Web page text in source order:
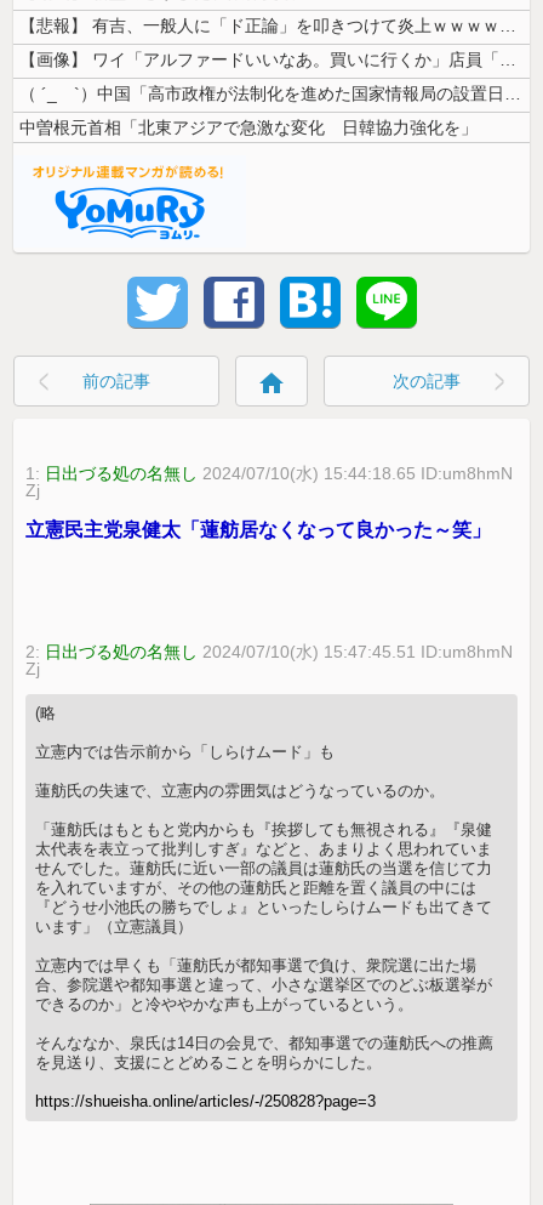
【悲報】 有吉、一般人に「ド正論」を叩きつけて炎上ｗｗｗｗｗｗｗｗ
【画像】 ワイ「アルファードいいなあ。買いに行くか」店員「ほいっ見積も...
（ ´_ゝ`）中国「高市政権が法制化を進めた国家情報局の設置日が7月3...
中曽根元首相「北東アジアで急激な変化 日韓協力強化を」
前の記事 home 次の記事
1: 日出づる処の名無し 2024/07/10(水) 15:44:18.65 ID:um8hmN
Zj
立憲民主党泉健太「蓮舫居なくなって良かった～笑」
2: 日出づる処の名無し 2024/07/10(水) 15:47:45.51 ID:um8hmN
Zj
(略
立憲内では告示前から「しらけムード」も
蓮舫氏の失速で、立憲内の雰囲気はどうなっているのか。
「蓮舫氏はもともと党内からも『挨拶しても無視される』『泉健
太代表を表立って批判しすぎ』などと、あまりよく思われていま
せんでした。蓮舫氏に近い一部の議員は蓮舫氏の当選を信じて力
を入れていますが、その他の蓮舫氏と距離を置く議員の中には
『どうせ小池氏の勝ちでしょ』といったしらけムードも出てきて
います」（立憲議員）
立憲内では早くも「蓮舫氏が都知事選で負け、衆院選に出た場
合、参院選や都知事選と違って、小さな選挙区でのどぶ板選挙が
できるのか」と冷ややかな声も上がっているという。
そんななか、泉氏は14日の会見で、都知事選での蓮舫氏への推薦
を見送り、支援にとどめることを明らかにした。
https://shueisha.online/articles/-/250828?page=3